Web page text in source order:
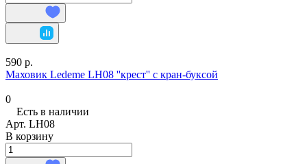
590 р.
Маховик Ledeme LH08 ''крест'' с кран-буксой
0
Есть в наличии
Арт. LH08
В корзину